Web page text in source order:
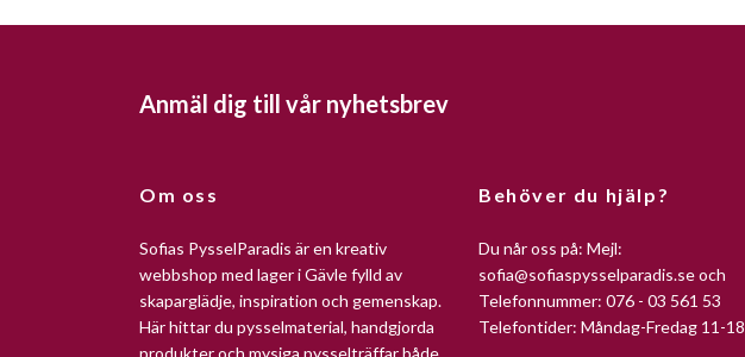
Anmäl dig till vår nyhetsbrev
Om oss
Sofias PysselParadis är en kreativ
webbshop med lager i Gävle fylld av
skaparglädje, inspiration och gemenskap.
Här hittar du pysselmaterial, handgjorda
produkter och mysiga pysselträffar både
Behöver du hjälp?
Du når oss på: Mejl:
sofia@sofiaspysselparadis.seoch
Telefonnummer: 076 - 03 561 53
Telefontider: Måndag-Fredag 11-18